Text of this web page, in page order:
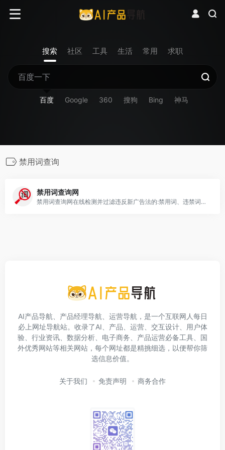
搜索 社区 工具 生活 常用 求职
百度 Google 360 搜狗 Bing 神马
禁用词查询
禁用词查询网
禁用词查询网在线检测并过滤违反新广告法的:禁用词、违禁词、极限词、敏感词及限制词.适用大部分电商平台(包括淘宝极限词、天猫违禁词、京东禁用词、抖音敏感词、拼多多禁用词汇),报刊杂志及网络论坛,适合广告文案编辑,审核及筛查。协助您降低违反新广告法的风险,减少遭遇行政处罚的几率。
AI产品导航、产品经理导航、运营导航，是一个互联网人每日
必上网址导航站。收录了AI、产品、运营、交互设计、用户体
验、行业资讯、数据分析、电子商务、产品运营必备工具、国
外优秀网站等相关网站，每个网址都是精挑细选，以便帮你筛
选信息价值。
关于我们 免责声明 商务合作